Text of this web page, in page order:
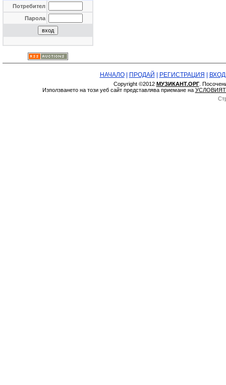
Потребител
Парола
НАЧАЛО| ПРОДАЙ РЕГИСТРАЦИЯ ВХОД
Copyright ©2012 МУЗИКАНТ.ОРГ.
Използването на този уеб сайт представлява приемане на